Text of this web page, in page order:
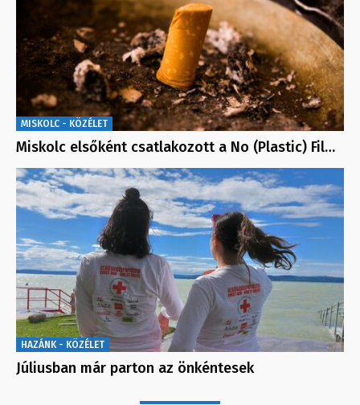
MISKOLC - KÖZÉLET
Miskolc elsőként csatlakozott a No (Plastic) Fil…
HAZÁNK - KÖZÉLET
Júliusban már parton az önkéntesek